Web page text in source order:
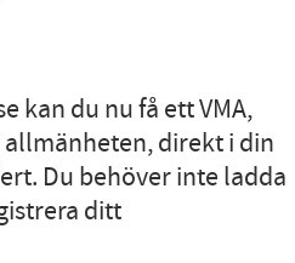
kan du nu få ett VMA,
direkt i din
Du behöver inte ladda
ditt